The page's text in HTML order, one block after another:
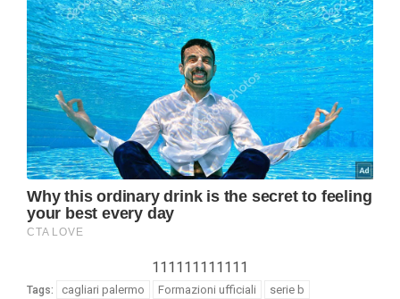
111111111111
Tags: cagliari palermo Formazioni ufficiali serie b